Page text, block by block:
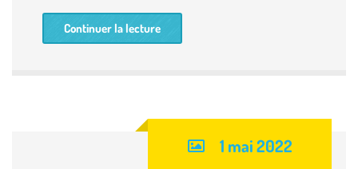
Continuer la lecture
1 mai 2022